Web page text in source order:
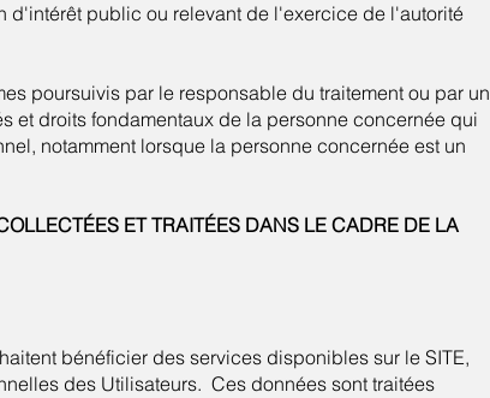
d'intérêt public ou relevant de l'exercice de l'autorité
poursuivis par le responsable du traitement ou par un
et droits fondamentaux de la personne concernée qui
notamment lorsque la personne concernée est un
ET TRAITÉES DANS LE CADRE DE LA
bénéficier des services disponibles sur le SITE,
des Utilisateurs. Ces données sont traitées